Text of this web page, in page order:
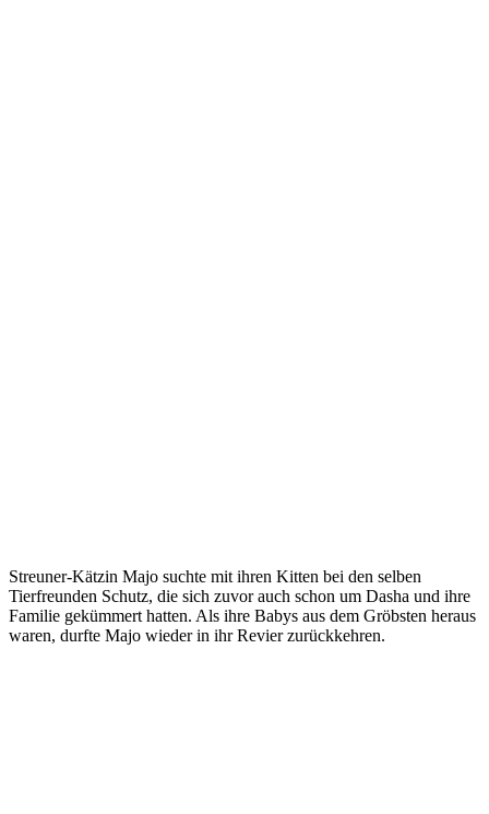
Streuner-Kätzin Majo suchte mit ihren Kitten bei den selben
Tierfreunden Schutz, die sich zuvor auch schon um Dasha und ihre
Familie gekümmert hatten. Als ihre Babys aus dem Gröbsten heraus
waren, durfte Majo wieder in ihr Revier zurückkehren.